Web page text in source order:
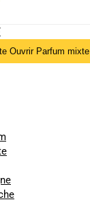
Ouvrir Parfum mixte